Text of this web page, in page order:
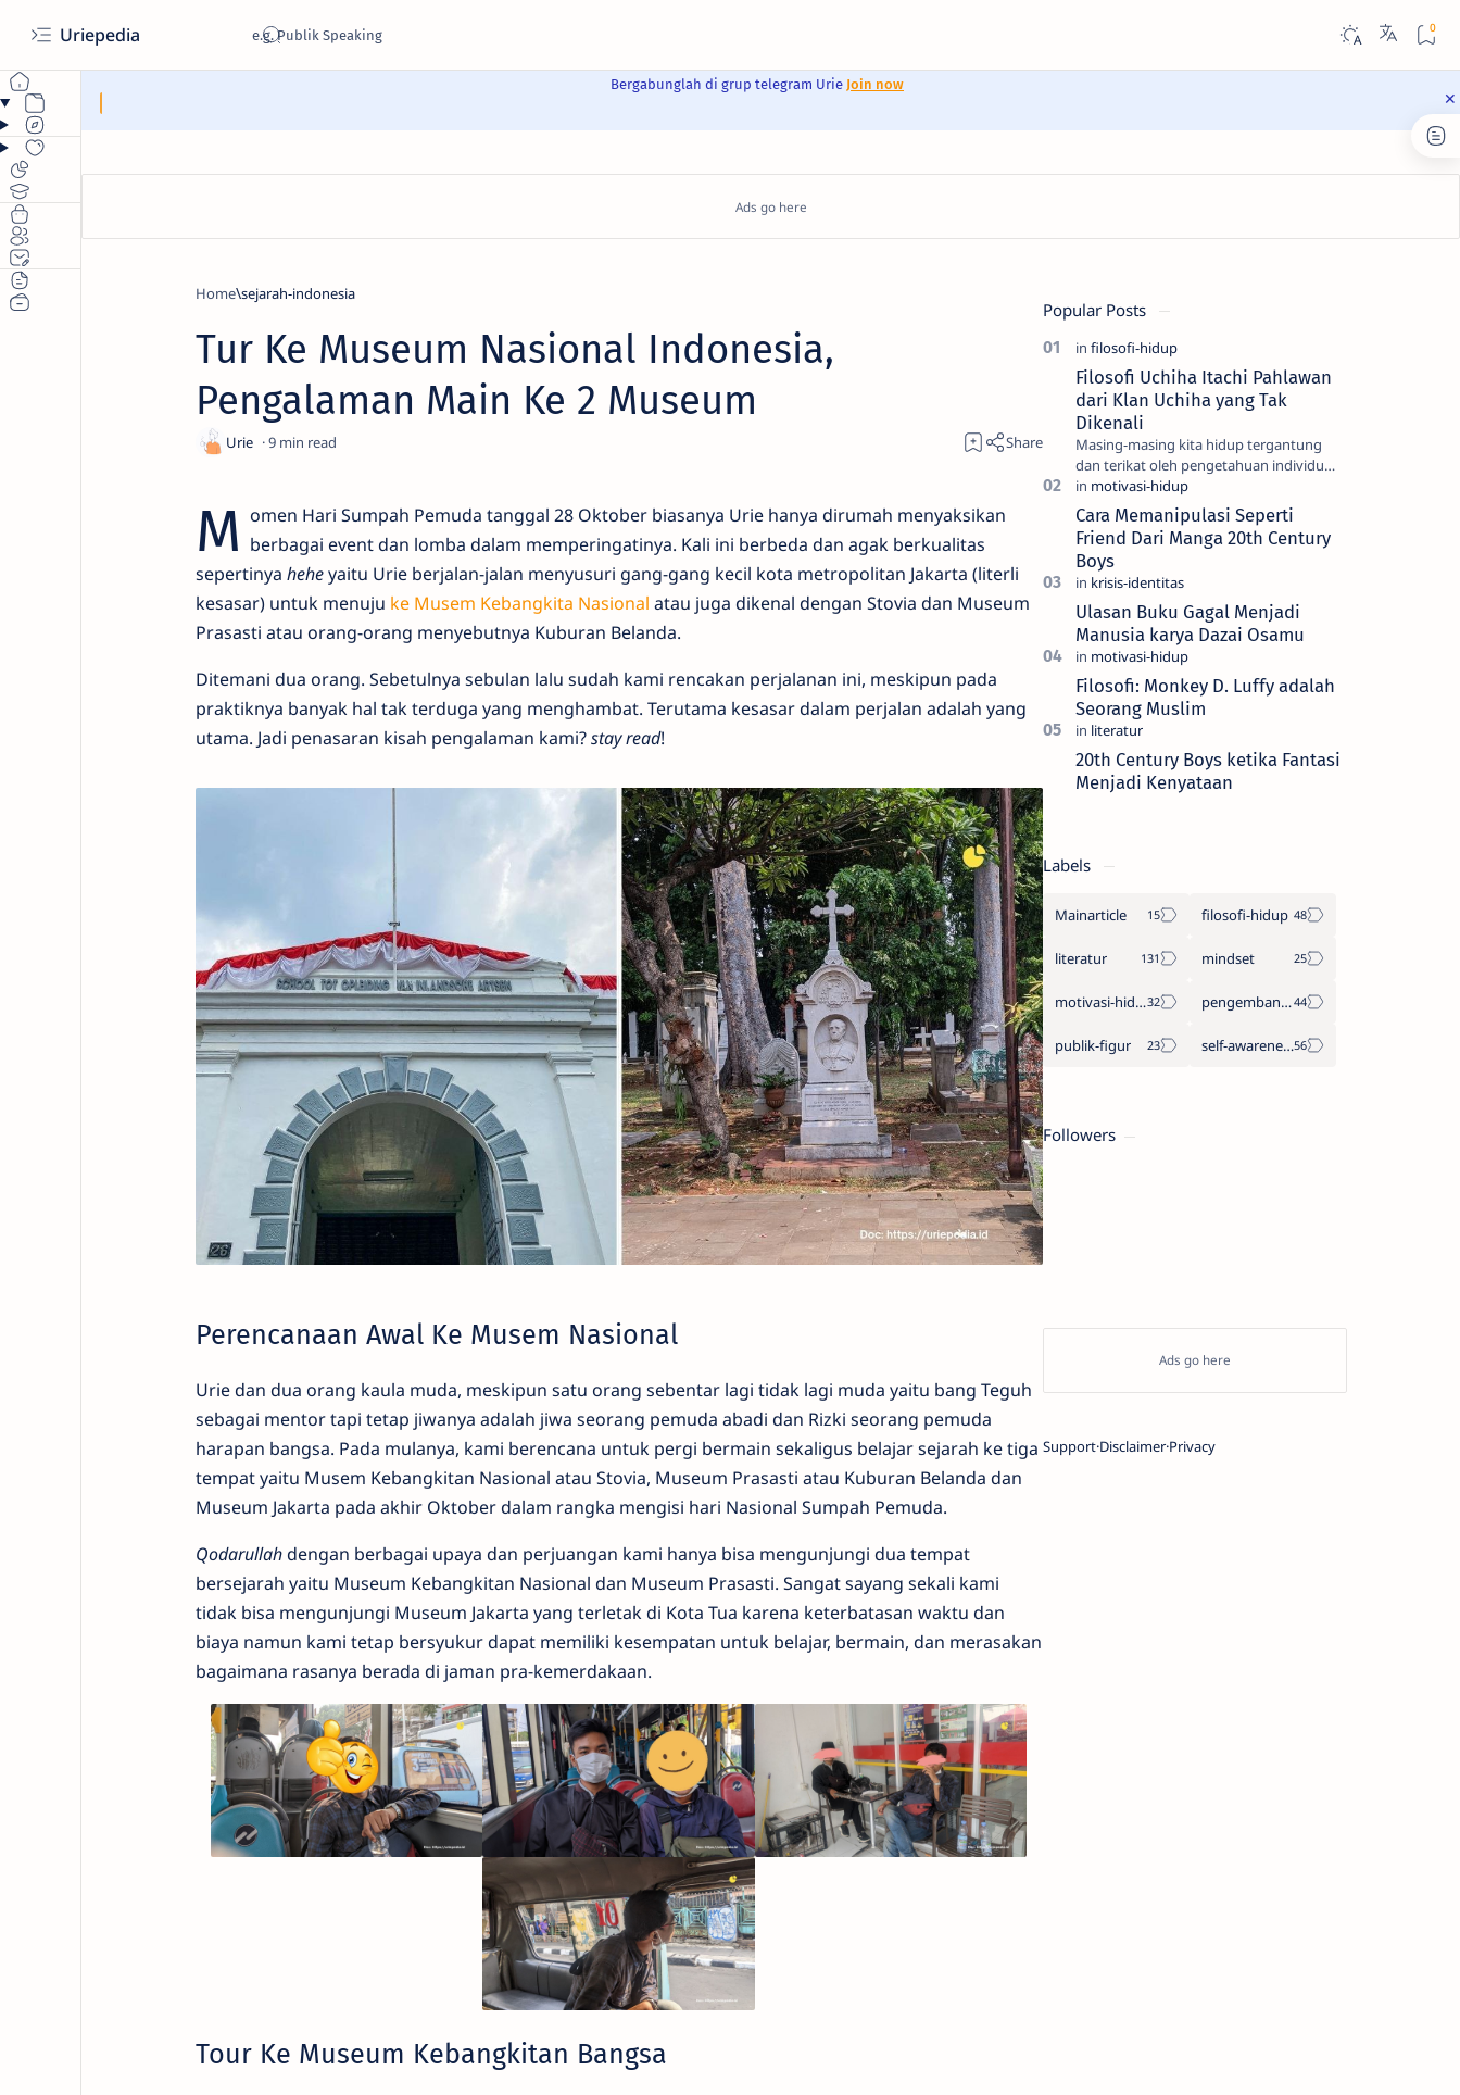
Uriepedia
Bergabunglah di grup telegram Urie Join now
Home sejarah-indonesia
Tur Ke Museum Nasional Indonesia,
Pengalaman Main Ke 2 Museum
9
M omen Hari Sumpah Pemuda tanggal 28 Oktober biasanya Urie hanya dirumah menyaksikan
berbagai event dan lomba dalam memperingatinya. Kali ini berbeda dan agak berkualitas
sepertinya heheyaitu Urie berjalan-jalan menyusuri gang-gang kecil kota metropolitan Jakarta (literli
kesasar) untuk menuju ke Musem Kebangkita Nasional atau juga dikenal dengan Stovia dan Museum
Prasasti atau orang-orang menyebutnya Kuburan Belanda.
Ditemani dua orang. Sebetulnya sebulan lalu sudah kami rencakan perjalanan ini, meskipun pada
praktiknya banyak hal tak terduga yang menghambat. Terutama kesasar dalam perjalan adalah yang
utama. Jadi penasaran kisah pengalaman kami?stay read!
Perencanaan Awal Ke Musem Nasional
Urie dan dua orang kaula muda, meskipun satu orang sebentar lagi tidak lagi muda yaitu bang Teguh
sebagai mentor tapi tetap jiwanya adalah jiwa seorang pemuda abadi dan Rizki seorang pemuda
harapan bangsa. Pada mulanya, kami berencana untuk pergi bermain sekaligus belajar sejarah ke tiga
tempat yaitu Musem Kebangkitan Nasional atau Stovia, Museum Prasasti atau Kuburan Belanda dan
Museum Jakarta pada akhir Oktober dalam rangka mengisi hari Nasional Sumpah Pemuda.
Qodarullahdengan berbagai upaya dan perjuangan kami hanya bisa mengunjungi dua tempat
bersejarah yaitu Museum Kebangkitan Nasional dan Museum Prasasti. Sangat sayang sekali kami
tidak bisa mengunjungi Museum Jakarta yang terletak di Kota Tua karena keterbatasan waktu dan
biaya namun kami tetap bersyukur dapat memiliki kesempatan untuk belajar, bermain, dan merasakan
bagaimana rasanya berada di jaman pra-kemerdakaan.
Tour Ke Museum Kebangkitan Bangsa
Popular Posts
Filosofi Uchiha Itachi Pahlawan
dari Klan Uchiha yang Tak
Dikenali
Masing-masing kita hidup tergantung
dan terikat oleh pengetahuan individu
dan kesadaran kita, semua itu adalah
yang kita sebut sebagai realiti —…
Cara Memanipulasi Seperti
Friend Dari Manga 20th Century
Boys
Ulasan Buku Gagal Menjadi
Manusia karya Dazai Osamu
Filosofi: Monkey D. Luffy adalah
Seorang Muslim
20th Century Boys ketika Fantasi
Menjadi Kenyataan
Labels
Mainarticle filosofi-hidup
literatur mindset
motivasi-hidup pengembangan-diri
publik-figur self-awareness
Followers
SupportDisclaimerPrivacy